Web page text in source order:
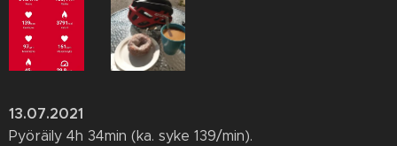
13.07.2021
Pyöräily 4h 34min (ka. syke 139/min).